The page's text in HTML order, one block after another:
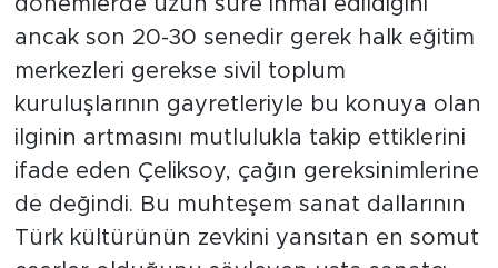
ancak son 20-30 senedir gerek halk eğitim
merkezleri gerekse sivil toplum
kuruluşlarının gayretleriyle bu konuya olan
ilginin artmasını mutlulukla takip ettiklerini
ifade eden Çeliksoy, çağın gereksinimlerine
de değindi. Bu muhteşem sanat dallarının
Türk kültürünün zevkini yansıtan en somut